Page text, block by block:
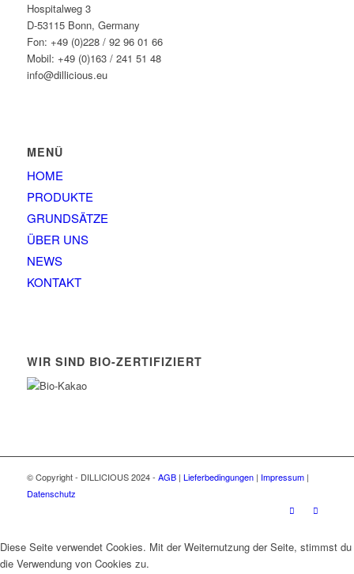
Hospitalweg 3
D-53115 Bonn, Germany
Fon: +49 (0)228 / 92 96 01 66
Mobil: +49 (0)163 / 241 51 48
info@dillicious.eu
MENÜ
HOME
PRODUKTE
GRUNDSÄTZE
ÜBER UNS
NEWS
KONTAKT
WIR SIND BIO-ZERTIFIZIERT
© Copyright - DILLICIOUS 2024 - AGB| Lieferbedingungen| Impressum|
Datenschutz
Diese Seite verwendet Cookies. Mit der Weiternutzung der Seite, stimmst du
die Verwendung von Cookies zu.